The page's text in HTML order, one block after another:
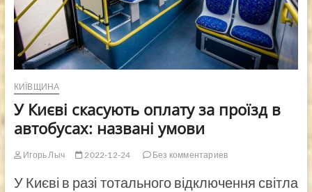
КИЇВЩИНА
У Києві скасують оплату за проїзд в
автобусах: названі умови
Игорь Лыч 2022-12-24 Без комментариев
У Києві в разі тотального відключення світла